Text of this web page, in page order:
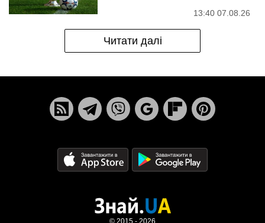
13:40 07.08.26
Читати далі
© 2015 - 2026